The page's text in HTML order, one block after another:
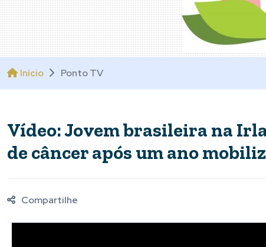
Início Ponto TV
Vídeo: Jovem brasileira na
de câncer após um ano
Compartilhe